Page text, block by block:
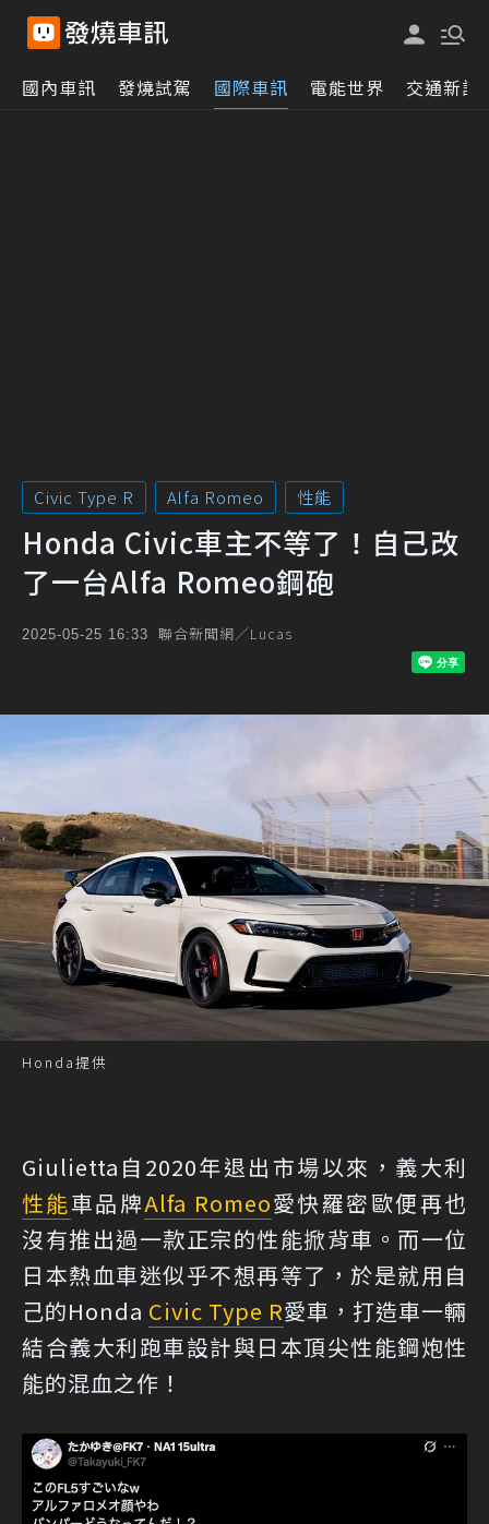
國內車訊 發燒試駕 國際車訊 電能世界 交通新訊
Civic Type R Alfa Romeo 性能
Honda Civic車主不等了！自己改
了一台Alfa Romeo鋼砲
2025-05-25 16:33 聯合新聞網／Lucas
Honda提供
Giulietta自2020年退出市場以來，義大利
性能車品牌Alfa Romeo愛快羅密歐便再也
沒有推出過一款正宗的性能掀背車。而一位
日本熱血車迷似乎不想再等了，於是就用自
己的Honda Civic Type R愛車，打造車一輛
結合義大利跑車設計與日本頂尖性能鋼炮性
能的混血之作！